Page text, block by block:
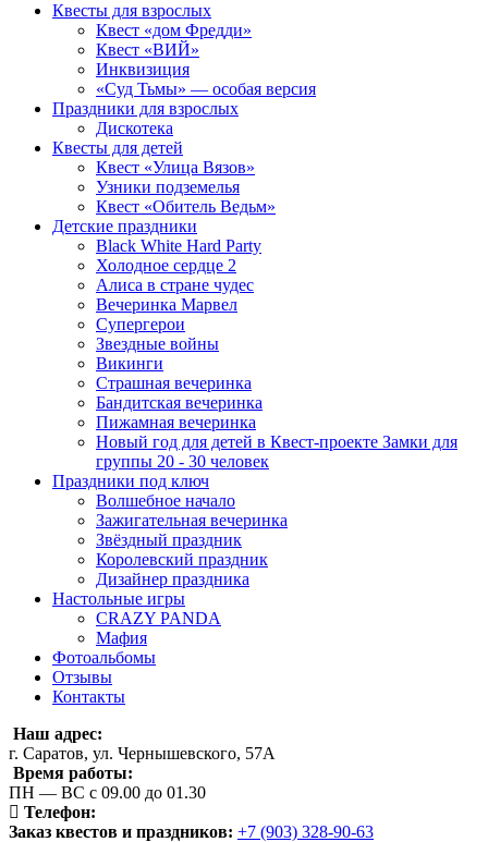
Квесты для взрослых
Квест «дом Фредди»
Квест «ВИЙ»
Инквизиция
«Суд Тьмы» — особая версия
Праздники для взрослых
Дискотека
Квесты для детей
Квест «Улица Вязов»
Узники подземелья
Квест «Обитель Ведьм»
Детские праздники
Black White Hard Party
Холодное сердце 2
Алиса в стране чудес
Вечеринка Марвел
Супергерои
Звездные войны
Викинги
Страшная вечеринка
Бандитская вечеринка
Пижамная вечеринка
Новый год для детей в Квест-проекте Замки для
группы 20 - 30 человек
Праздники под ключ
Волшебное начало
Зажигательная вечеринка
Звёздный праздник
Королевский праздник
Дизайнер праздника
Настольные игры
CRAZY PANDA
Мафия
Фотоальбомы
Отзывы
Контакты
Наш адрес:
г. Саратов, ул. Чернышевского, 57А
Время работы:
ПН — ВС с 09.00 до 01.30
Телефон:
Заказ квестов и праздников: +7 (903) 328-90-63